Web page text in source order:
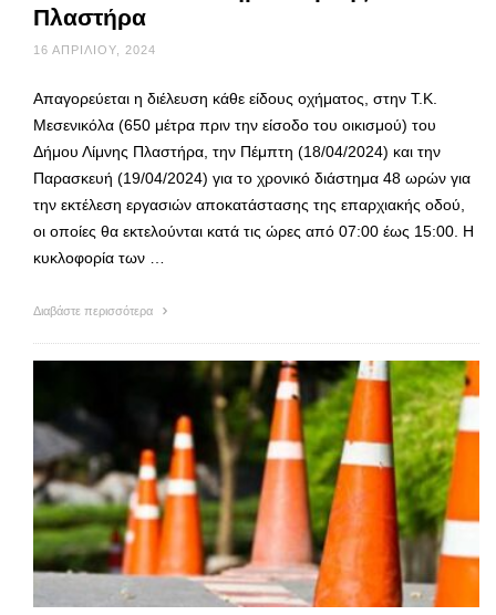
Πλαστήρα
16 ΑΠΡΙΛΊΟΥ, 2024
Απαγορεύεται η διέλευση κάθε είδους οχήματος, στην Τ.Κ.
Μεσενικόλα (650 μέτρα πριν την είσοδο του οικισμού) του
Δήμου Λίμνης Πλαστήρα, την Πέμπτη (18/04/2024) και την
Παρασκευή (19/04/2024) για το χρονικό διάστημα 48 ωρών για
την εκτέλεση εργασιών αποκατάστασης της επαρχιακής οδού,
οι οποίες θα εκτελούνται κατά τις ώρες από 07:00 έως 15:00. Η
κυκλοφορία των …
Διαβάστε περισσότερα